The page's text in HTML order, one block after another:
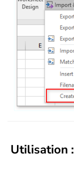
Utilisation :